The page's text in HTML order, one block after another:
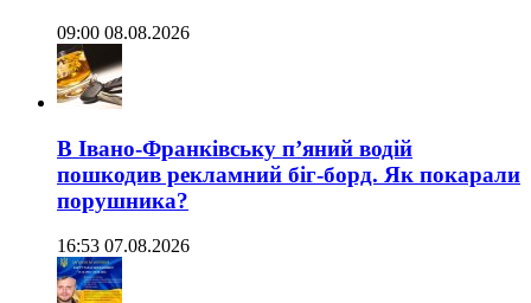
09:00 08.08.2026
В Івано-Франківську п’яний водій
пошкодив рекламний біг-борд. Як покарали
порушника?
16:53 07.08.2026